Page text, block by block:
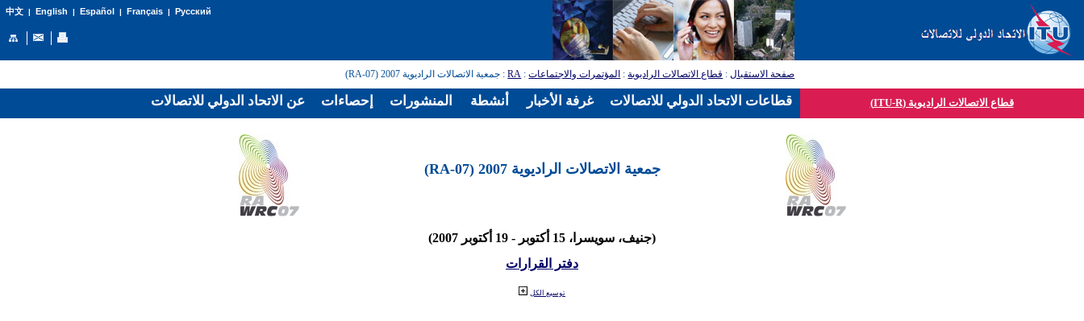
中文| English | Español | Français| Русский
صفحة الاستقبال: قطاع الاتصالات الراديوية: المؤتمرات والاجتماعات:
RA: جمعية الاتصالات الراديوية 2007 (RA-07)
قطاع الاتصالات الراديوية (ITU-R)
جمعية الاتصالات الراديوية 2007 (RA-07)
(جنيف، سويسرا، 15 أكتوبر - 19 أكتوبر 2007)
دفتر القرارات
توسيع الكل
عن الاتحاد الدولي للاتصالات إحصاءات المنشورات أنشطة غرفة الأخبار قطاعات الاتحاد الدولي للاتصالات